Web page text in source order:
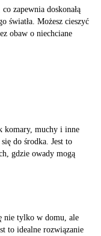
zapewnia doskonałą
światła. Możesz cieszyć
obaw o niechciane
komary, muchy i inne
do środka. Jest to
gdzie owady mogą
nie tylko w domu, ale
to idealne rozwiązanie